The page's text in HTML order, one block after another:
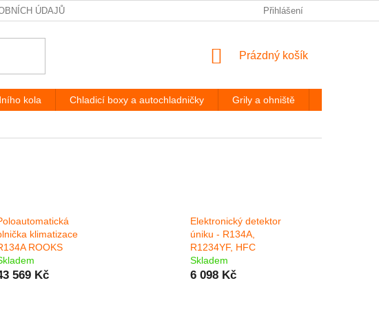
ÚDAJŮ PODMÍNKY OCHRANY OSOBNÍCH ÚDAJŮ ODSTOUPENÍ OD
Přihlášení
NÁKUPNÍ
Prázdný košík
kola Chladicí boxy a autochladničky Grily a ohniště
klimatizace
ROOKS
569 Kč
Elektronický detektor
úniku - R134A,
R1234YF, HFC
Skladem
6 098 Kč